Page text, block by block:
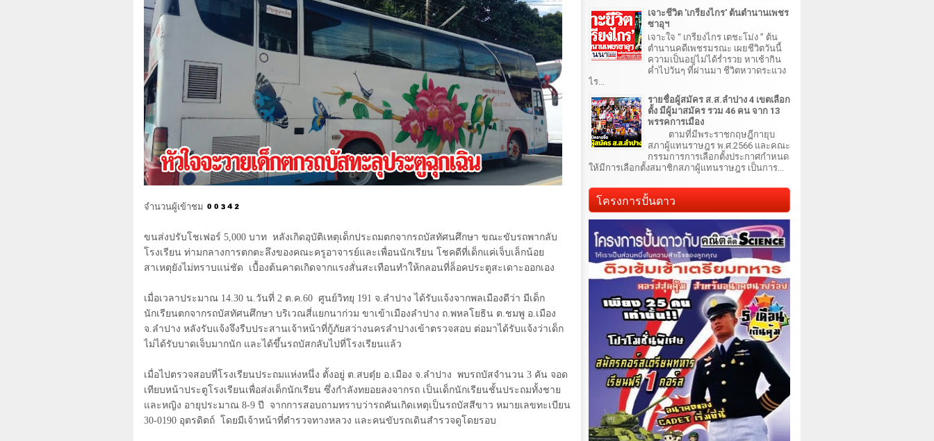
จำนวนผู้เข้าชม
ขนส่งปรับโชเฟอร์ 5,000 บาท หลังเกิดอุบัติเหตุเด็กประถมตกจากรถบัสทัศนศึกษา ขณะขับรถพากลับ
โรงเรียน ท่ามกลางการตกตะลึงของคณะครูอาจารย์และเพื่อนนักเรียน โชคดีที่เด็กแค่เจ็บเล็กน้อย
สาเหตุยังไม่ทราบแน่ชัด
เบื้องต้นคาดเกิดจากแรงสั่นสะเทือนทำให้กลอนที่ล็อคประตูสะเดาะออกเอง
เมื่อเวลาประมาณ 14.30 น.วันที่ 2 ต.ค.60 ศูนย์วิทยุ 191 จ.ลำปาง ได้รับแจ้งจากพลเมืองดีว่า มีเด็ก
นักเรียนตกจากรถบัสทัศนศึกษา บริเวณสี่แยกนาก่วม ขาเข้าเมืองลำปาง ถ.พหลโยธิน ต.ชมพู อ.เมือง
จ.ลำปาง หลังรับแจ้งจึงรีบประสานเจ้าหน้าที่กู้ภัยสว่างนครลำปางเข้าตรวจสอบ ต่อมาได้รับแจ้งว่าเด็ก
ไม่ได้รับบาดเจ็บมากนัก และได้ขึ้นรถบัสกลับไปที่โรงเรียนแล้ว
เมื่อไปตรวจสอบที่โรงเรียนประถมแห่งหนึ่ง ตั้งอยู่ ต.สบตุ๋ย อ.เมือง จ.ลำปาง พบรถบัสจำนวน 3 คัน จอด
เทียบหน้าประตูโรงเรียนเพื่อส่งเด็กนักเรียน ซึ่งกำลังทยอยลงจากรถ เป็นเด็กนักเรียนชั้นประถมทั้งชาย
และหญิง อายุประมาณ 8-9 ปี จากการสอบถามทราบว่ารถคันเกิดเหตุเป็นรถบัสสีขาว หมายเลขทะเบียน
30-0190 อุตรดิตถ์ โดยมีเจ้าหน้าที่ตำรวจทางหลวง และคนขับรถเดินสำรวจดูโดยรอบ
เจาะชีวิต 'เกรียงไกร' ต้นตำนานเพชร
ซาอุฯ
เจาะใจ “ เกรียงไกร เตชะโม่ง ” ต้น
ตำนานคดีเพชรมรณะ เผยชีวิตวันนี้
ความเป็นอยู่ไม่ได้ร่ำรวย หาเช้ากิน
ค่ำไปวันๆ ที่ผ่านมา ชีวิตหวาดระแวง
ไร...
รายชื่อผู้สมัคร ส.ส.ลำปาง 4 เขตเลือก
ตั้ง มีผู้มาสมัคร รวม 46 คน จาก 13
พรรคการเมือง
ตามที่มีพระราชกฤษฎีกายุบ
สภาผู้แทนราษฎร พ.ศ.2566 และคณะ
กรรมการการเลือกตั้งประกาศกำหนด
ให้มีการเลือกตั้งสมาชิกสภาผู้แทนราษฎร เป็นการ...
โครงการปั้นดาว